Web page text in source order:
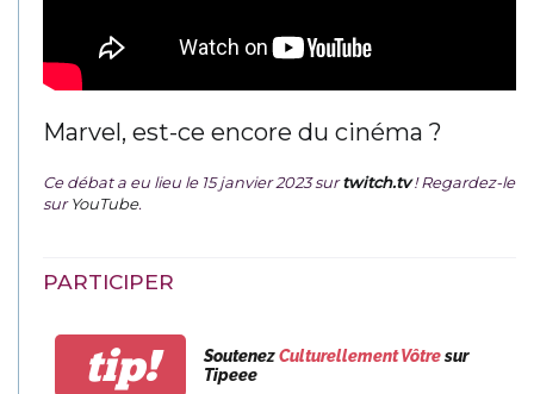
Marvel, est-ce encore du cinéma ?
Ce débat a eu lieu le 15 janvier 2023 surtwitch.tv ! Regardez-le
surYouTube.
PARTICIPER
tip! SoutenezCulturellement Vôtresur
Tipeee